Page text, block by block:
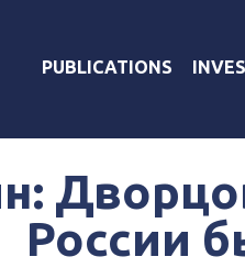
PUBLICATIONS
России